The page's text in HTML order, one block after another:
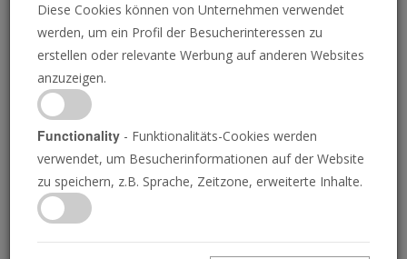
seconds
Weitere Podcasts
Entwickelt Deutschland heimlich
Massenvernichtungswaffen?
Vorsicht vor falscher Bekehrung
Das Praktischste auf der Welt
Ihre tägliche Pilgerreise
Diese Cookies können von Unternehmen verwendet
werden, um ein Profil der Besucherinteressen zu
erstellen oder relevante Werbung auf anderen Websites
anzuzeigen.
Functionality - Funktionalitäts-Cookies werden
verwendet, um Besucherinformationen auf der Website
zu speichern, z.B. Sprache, Zeitzone, erweiterte Inhalte.